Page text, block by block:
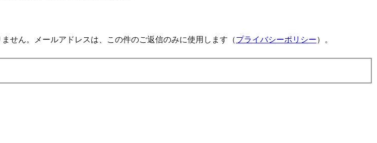
せん。メールアドレスは、この件のご返信のみに使用します（プライバシーポリシー）。